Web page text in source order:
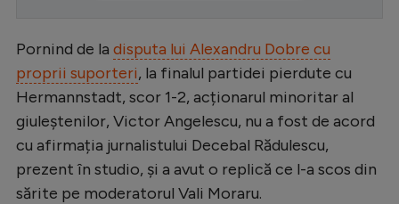
Bundesliga
Ligue 1
Campionate
Starurile fotbalului
EURO 2024
Pornind de la disputa lui Alexandru Dobre cu
proprii suporteri, la finalul partidei pierdute cu
Hermannstadt, scor 1-2, acționarul minoritar al
giuleștenilor, Victor Angelescu, nu a fost de acord
cu afirmația jurnalistului Decebal Rădulescu,
prezent în studio, și a avut o replică ce l-a scos din
sărite pe moderatorul Vali Moraru.